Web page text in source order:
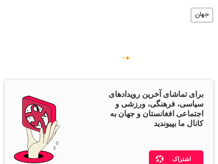
جهان
برای تماشای آخرین رویدادهای
سیاسی، فرهنگی، ورزشی و
اجتماعی افغانستان و جهان به
کانال ما بپیوندید
اشتراک